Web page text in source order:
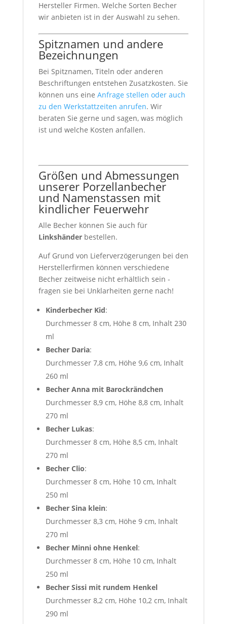
Hersteller Firmen. Welche Sorten Becher
wir anbieten ist in der Auswahl zu sehen.
Spitznamen und andere
Bezeichnungen
Bei Spitznamen, Titeln oder anderen
Beschriftungen entstehen Zusatzkosten. Sie
können uns eine Anfrage stellen oder auch
zu den Werkstattzeiten anrufen. Wir
beraten Sie gerne und sagen, was möglich
ist und welche Kosten anfallen.
Größen und Abmessungen
unserer Porzellanbecher
und Namenstassen mit
kindlicher Feuerwehr
Alle Becher können Sie auch für
Linkshänderbestellen.
Auf Grund von Lieferverzögerungen bei den
Herstellerfirmen können verschiedene
Becher zeitweise nicht erhältlich sein -
fragen sie bei Unklarheiten gerne nach!
Kinderbecher Kid:
Durchmesser 8 cm, Höhe 8 cm, Inhalt 230
ml
Becher Daria:
Durchmesser 7,8 cm, Höhe 9,6 cm, Inhalt
260 ml
Becher Anna mit Barockrändchen
Durchmesser 8,9 cm, Höhe 8,8 cm, Inhalt
270 ml
Becher Lukas:
Durchmesser 8 cm, Höhe 8,5 cm, Inhalt
270 ml
Becher Clio:
Durchmesser 8 cm, Höhe 10 cm, Inhalt
250 ml
Becher Sina klein:
Durchmesser 8,3 cm, Höhe 9 cm, Inhalt
270 ml
Becher Minni ohne Henkel:
Durchmesser 8 cm, Höhe 10 cm, Inhalt
250 ml
Becher Sissi mit rundem Henkel
Durchmesser 8,2 cm, Höhe 10,2 cm, Inhalt
290 ml